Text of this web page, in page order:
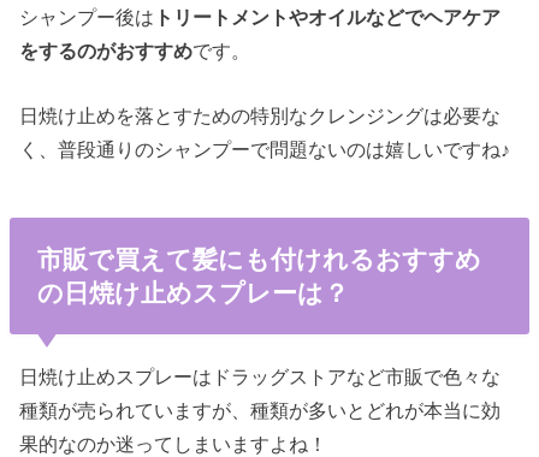
シャンプー後は トリートメントやオイルなどでヘアケア
をするのがおすすめです。
日焼け止めを落とすための特別なクレンジングは必要な
く、普段通りのシャンプーで問題ないのは嬉しいですね♪
市販で買えて髪にも付けれるおすすめ
の日焼け止めスプレーは？
日焼け止めスプレーはドラッグストアなど市販で色々な
種類が売られていますが、種類が多いとどれが本当に効
果的なのか迷ってしまいますよね！